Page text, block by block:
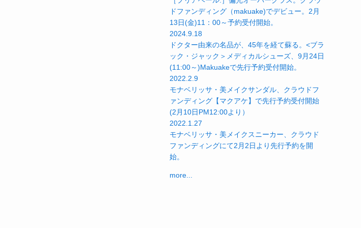
ドファンディング（makuake)でデビュー。2月
13日(金)11：00～予約受付開始。
2024.9.18
ドクター由来の名品が、45年を経て蘇る。<ブラ
ック・ジャック＞メディカルシューズ、9月24日
(11:00～)Makuakeで先行予約受付開始。
2022.2.9
モナベリッサ・美メイクサンダル、クラウドフ
ァンディング【マクアケ】で先行予約受付開始
(2月10日PM12:00より）
2022.1.27
モナベリッサ・美メイクスニーカー、クラウド
ファンディングにて2月2日より先行予約を開
始。
more...